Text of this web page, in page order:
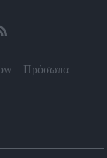
Πρόσωπα